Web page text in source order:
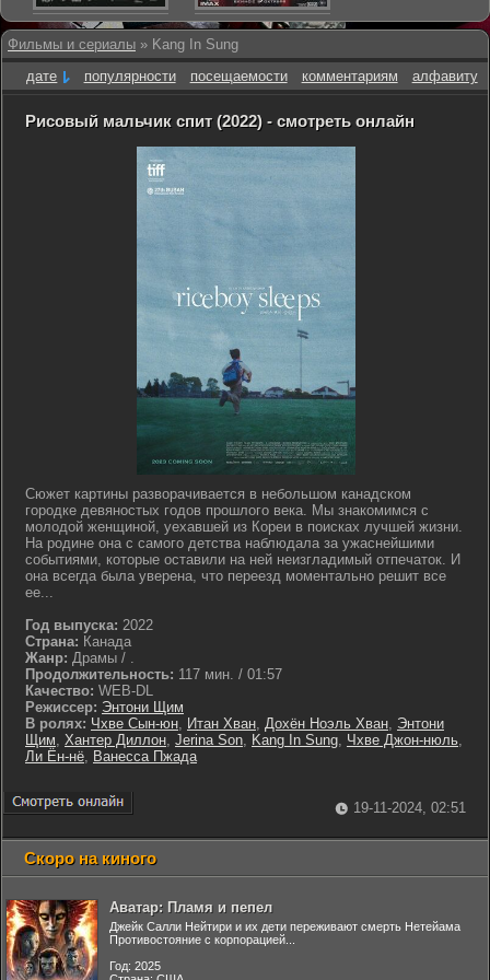
Фильмы и сериалы » Kang In Sung
дате
популярности посещаемости комментариям алфавиту
Рисовый мальчик спит (2022) - смотреть онлайн
Сюжет картины разворачивается в небольшом канадском
городке девяностых годов прошлого века. Мы знакомимся с
молодой женщиной, уехавшей из Кореи в поисках лучшей жизни.
На родине она с самого детства наблюдала за ужаснейшими
событиями, которые оставили на ней неизгладимый отпечаток. И
она всегда была уверена, что переезд моментально решит все
ее...
Год выпуска: 2022
Страна: Канада
Жанр: Драмы / .
Продолжительность: 117 мин. / 01:57
Качество: WEB-DL
Режиссер: Энтони Щим
В ролях: Чхве Сын-юн, Итан Хван, Дохён Ноэль Хван, Энтони
Щим, Хантер Диллон, Jerina Son, Kang In Sung, Чхве Джон-нюль,
Ли Ён-нё, Ванесса Пжада
19-11-2024, 02:51
Скоро на киного
Аватар: Пламя и пепел
Джейк Салли Нейтири и их дети переживают смерть Нетейама
Противостояние с корпорацией...
Год: 2025